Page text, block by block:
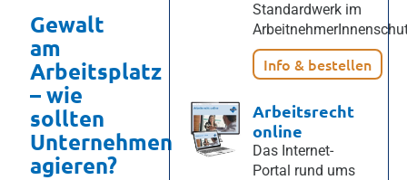
Gewalt
am
Arbeitsplatz
– wie
sollten
Unternehmen
agieren?
Standardwerk im
Info & bestellen
Arbeitsrecht
online
Das Internet-
Portal rund ums